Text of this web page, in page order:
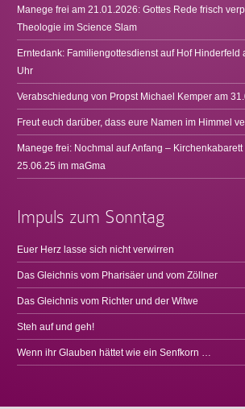
Manege frei am 21.01.2026: Gottes Rede frisch
Theologie im Science Slam
Erntedank: Familiengottesdienst auf Hof Hinderfeld
Uhr
Verabschiedung von Propst Michael Kemper am
Freut euch darüber, dass eure Namen im Himmel
Manege frei: Nochmal auf Anfang –
25.06.25 im maGma
Impuls zum Sonntag
Euer Herz lasse sich nicht verwirren
Das Gleichnis vom Pharisäer und vom Zöllner
Das Gleichnis vom Richter und der Witwe
Steh auf und geh!
Wenn ihr Glauben hättet wie ein Senfkorn …